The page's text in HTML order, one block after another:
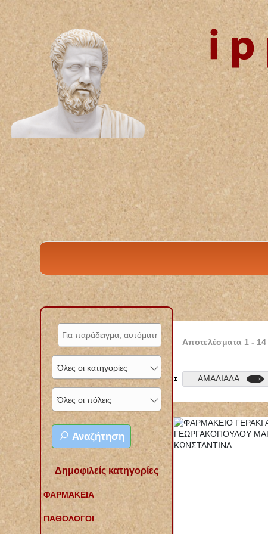
Όλες οι κατηγορίες
Όλες οι πόλεις
Αναζήτηση
Δημοφιλείς κατηγορίες
ΦΑΡΜΑΚΕΙΑ
ΠΑΘΟΛΟΓΟΙ
Αποτελέσματα 1 - 14
ΑΜΑΛΙΑΔΑ